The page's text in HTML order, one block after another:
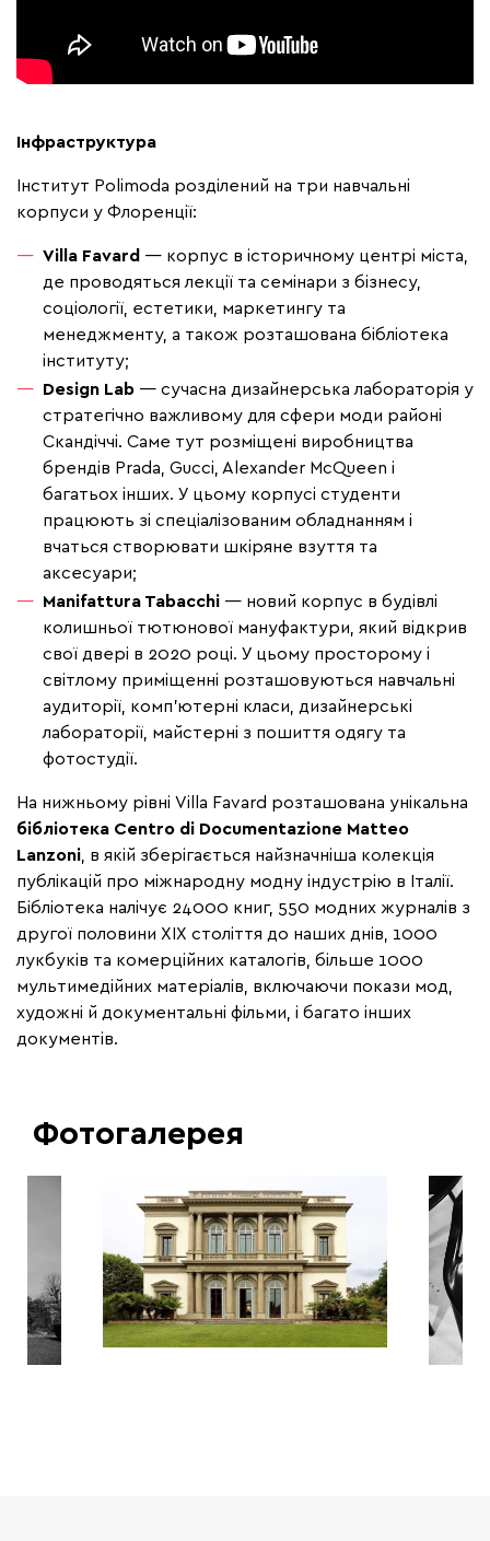
Інфраструктура
Інститут Polimoda розділений на три навчальні
корпуси у Флоренції:
Villa Favard — корпус в історичному центрі міста,
де проводяться лекції та семінари з бізнесу,
соціології, естетики, маркетингу та
менеджменту, а також розташована бібліотека
інституту;
Design Lab — сучасна дизайнерська лабораторія у
стратегічно важливому для сфери моди районі
Скандіччі. Саме тут розміщені виробництва
брендів Prada, Gucci, Alexander McQueen і
багатьох інших. У цьому корпусі студенти
працюють зі спеціалізованим обладнанням і
вчаться створювати шкіряне взуття та
аксесуари;
Manifattura Tabacchi — новий корпус в будівлі
колишньої тютюнової мануфактури, який відкрив
свої двері в 2020 році. У цьому просторому і
світлому приміщенні розташовуються навчальні
аудиторії, комп'ютерні класи, дизайнерські
лабораторії, майстерні з пошиття одягу та
фотостудії.
На нижньому рівні Villa Favard розташована унікальна
бібліотека Centro di Documentazione Matteo
Lanzoni, в якій зберігається найзначніша колекція
публікацій про міжнародну модну індустрію в Італії.
Бібліотека налічує 24000 книг, 550 модних журналів з
другої половини XIX століття до наших днів, 1000
лукбуків та комерційних каталогів, більше 1000
мультимедійних матеріалів, включаючи покази мод,
художні й документальні фільми, і багато інших
документів.
Фотогалерея